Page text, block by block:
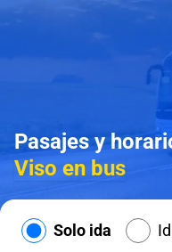
Pasajes y
Viso en bus
Solo ida